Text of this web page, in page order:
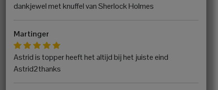
dankjewel met knuffel van Sherlock Holmes
Martinger
Astrid is topper heeft het altijd bij het juiste eind
Astrid2thanks